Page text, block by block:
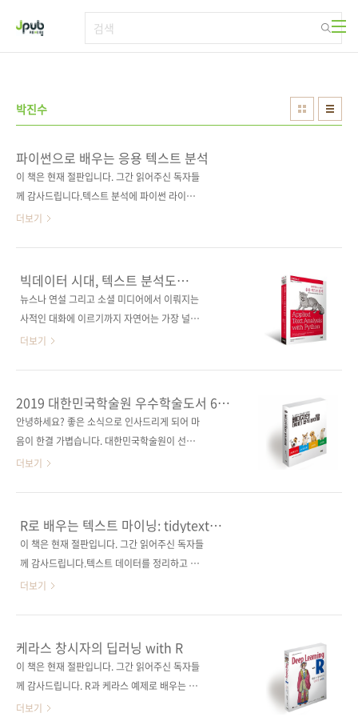
박진수
파이썬으로 배우는 응용 텍스트 분석
이 책은 현재 절판입니다. 그간 읽어주신 독자들
께 감사드립니다.텍스트 분석에 파이썬 라이브
러리와 머신러닝을 사용하는 방법을 배워보
스이십사] [인터파크] [쿠팡] 텍스트 인식(언어
인식) 애플리케이션을 직접 만들며 배운다!파이
썬 라이브러리로 학습하는 자연어 처리와 머신
O'reilly원서명 Applied Text Analysis with
Python저자명 벤자민 벵포트, 레베카 빌브로,
29일페이지 392쪽시리즈 I♥A.I. 20(제이펍의
인공지능 시리즈 20)판 형 46배판변형
(188*245*19.8)제 본 무선(so..
더보기
빅데이터 시대, 텍스트 분석도
머신러닝으로?!
뉴스나 연설 그리고 소셜 미디어에서 이뤄지는
사적인 대화에 이르기까지 자연어는 가장 널리
쓰이면서도 활용률은 낮은 데이터 중 하나입니
는 정해진 '규칙(rule)'에 따라 정의되는 것이 아
니라 '용례(use)'에 따라 정의되므로 텍스트 분
석 응용 프로그램을 창의적으로 만들어 사용해
습니다. 그래서! 어떻게 하면 텍스트 분석과 자연
어 처리를 잘할 수 있을까요? 그 방법을 저명한
으로 배우는 응용 텍스트 분석》 파이썬 라이브
러리로 학습하는 자연어 처리와 머신러닝 응용
테크닉! 이 책은 풍부한 과학 계산과 수치 계산이
가능한 사이..
더보기
2019 대한민국학술원 우수학술도서 6종
선정
안녕하세요? 좋은 소식으로 인사드리게 되어 마
음이 한결 가볍습니다. 대한민국학술원이 선정
하는 2019년 우수학술도서에 저희 출판사에서
를 제공하고자 애써 주신 김형진, 류광, 박종영,
박진수, 정인식, 최정렬(가나다순) 6인의 역자님
들께 감사의 말씀을 다시 드립니다. 그리고 이 책
드리며, 아울러 저희 도서를 선정해 주신 심사위
원들께도 고마움의 마음을 표합니다. 아쉬운 게
없는데, 내년에는 국내서들도 선정될 수 있도록
질 높은 국내서 개발에도 힘쓰겠습니다. 《(R,
JAGS, Stan을 이용한) 베이지안 데이터 분석 바
이..
더보기
R로 배우는 텍스트 마이닝: tidytext
라이브러리를 활용하는 방법
이 책은 현재 절판입니다. 그간 읽어주신 독자들
께 감사드립니다.텍스트 데이터를 정리하고 시
각화하기 위한 새로운 방법!tidytext 라이브러
서명 Text Mining with R(원서 ISBN:
9781491981658)저자명 줄리아 실기, 데이비
드 로빈슨역자명 박진수출판일 2019년 6월 4일
제 본 무선(soft cover)정 가 20,000원ISBN
더보기
케라스 창시자의 딥러닝 with R
이 책은 현재 절판입니다. 그간 읽어주신 독자들
께 감사드립니다. R과 케라스 예제로 배우는 딥
러닝 핵심 원리!도서 구매 사이트(가나다 순)[강
더보기